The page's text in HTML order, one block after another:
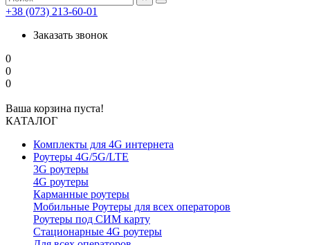
+38 (073) 213-60-01
Заказать звонок
0
0
0
Ваша корзина пуста!
КАТАЛОГ
Комплекты для 4G интернета
Роутеры 4G/5G/LTE
3G роутеры
4G роутеры
Карманные роутеры
Мобильные Роутеры для всех операторов
Роутеры под СИМ карту
Стационарные 4G роутеры